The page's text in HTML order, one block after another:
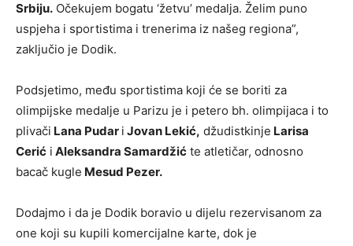
Srbiju. Očekujem bogatu ‘žetvu’ medalja. Želim puno
uspjeha i sportistima i trenerima iz našeg regiona”,
zaključio je Dodik.
Podsjetimo, među sportistima koji će se boriti za
olimpijske medalje u Parizu je i petero bh. olimpijaca i to
plivači Lana Pudar i Jovan Lekić, džudistkinje Larisa
Cerić i Aleksandra Samardžić te atletičar, odnosno
bacač kugle Mesud Pezer.
Dodajmo i da je Dodik boravio u dijelu rezervisanom za
one koji su kupili komercijalne karte, dok je